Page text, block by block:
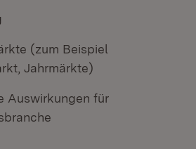
(zum Beispiel
Jahrmärkte)
Auswirkungen für